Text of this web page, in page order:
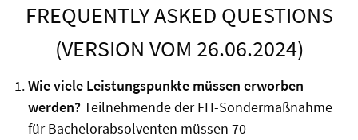
FREQUENTLY ASKED QUESTIONS
(VERSION VOM 26.06.2024)
Wie viele Leistungspunkte müssen erworben
werden?Teilnehmende der FH-Sondermaßnahme
für Bachelorabsolventen müssen 70